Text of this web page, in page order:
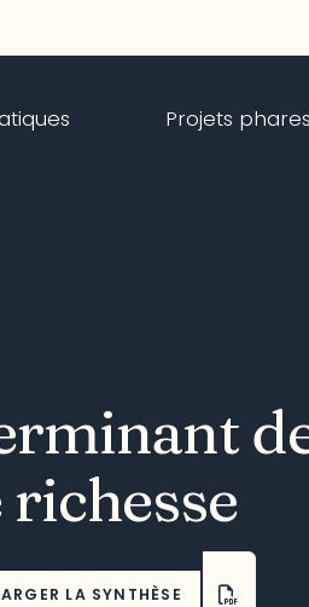
Projets phares
LA SYNTHÈSE